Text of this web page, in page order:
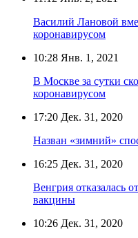
Василий Лановой
коронавирусом
10:28 Янв. 1, 2021
В Москве за сутки
коронавирусом
17:20 Дек. 31, 2020
Назван «зимний»
16:25 Дек. 31, 2020
Венгрия отказалась
вакцины
10:26 Дек. 31, 2020